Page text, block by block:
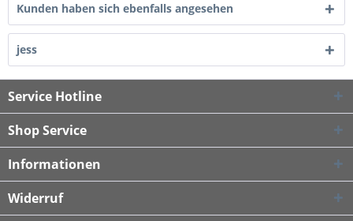
Kunden haben sich ebenfalls angesehen
jess
Service Hotline
Shop Service
Informationen
Widerruf